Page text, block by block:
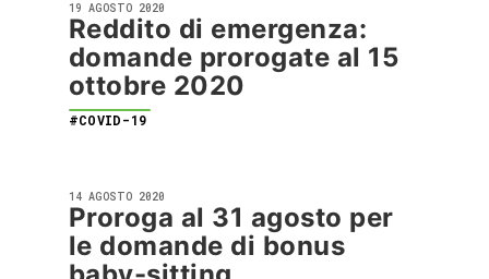
19 AGOSTO 2020
Reddito di emergenza:
domande prorogate al 15
ottobre 2020
#COVID-19
14 AGOSTO 2020
Proroga al 31 agosto per
le domande di bonus